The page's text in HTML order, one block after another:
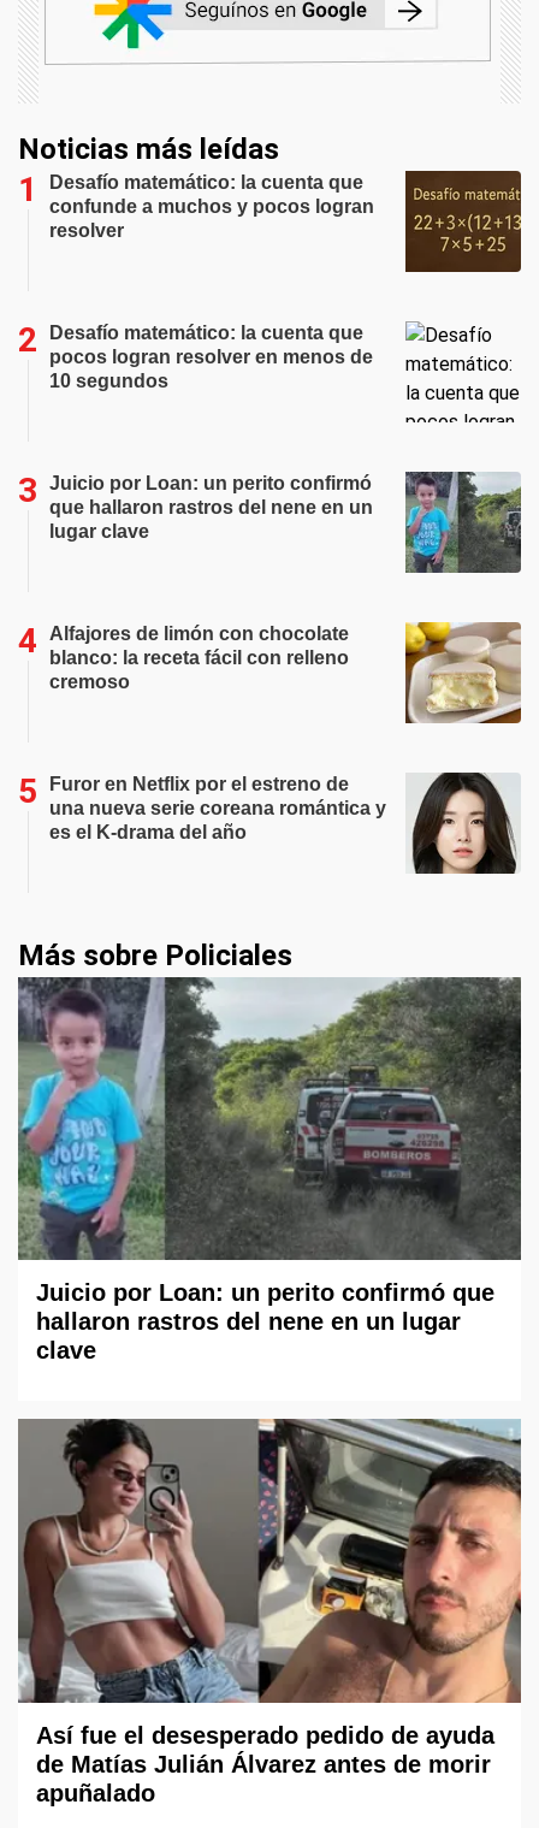
Noticias más leídas
Desafío matemático: la cuenta que
confunde a muchos y pocos logran
resolver
Desafío matemático: la cuenta que
pocos logran resolver en menos de
10 segundos
Juicio por Loan: un perito confirmó
que hallaron rastros del nene en un
lugar clave
Alfajores de limón con chocolate
blanco: la receta fácil con relleno
cremoso
Furor en Netflix por el estreno de
una nueva serie coreana romántica y
es el K-drama del año
Más sobre Policiales
Juicio por Loan: un perito confirmó que
hallaron rastros del nene en un lugar
clave
Así fue el desesperado pedido de ayuda
de Matías Julián Álvarez antes de morir
apuñalado